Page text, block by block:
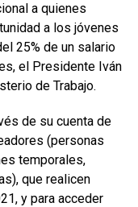
a quienes
a los jóvenes
25% de un salario
el Presidente Iván
de Trabajo.
de su cuenta de
(personas
temporales,
que realicen
y para acceder